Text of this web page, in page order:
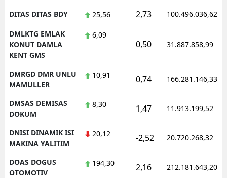
DITAS DITAS BDY 25,56 2,73 100.496.036,62
DMLKTG EMLAK
KONUT DAMLA
KENT GMS
6,09
0,50 31.887.858,99
DMRGD DMR UNLU
MAMULLER
10,91 0,74 166.281.146,33
DMSAS DEMISAS
DOKUM
8,30 1,47 11.913.199,52
DNISI DINAMIK ISI
MAKINA YALITIM
20,12 -2,52 20.720.268,32
DOAS DOGUS
OTOMOTIV
194,30 2,16 212.181.643,20